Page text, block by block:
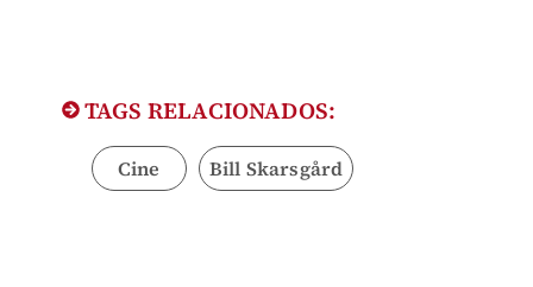
TAGS RELACIONADOS:
Cine Bill Skarsgård